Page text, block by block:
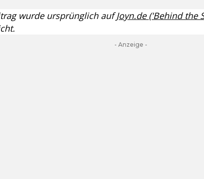
wurde ursprünglich aufJoyn.de ('Behind the
- Anzeige -